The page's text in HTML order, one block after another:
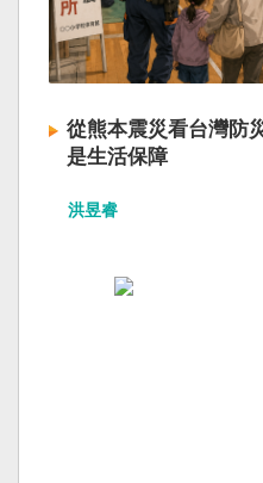
從熊本震災看台灣防
是生活保障
洪昱睿